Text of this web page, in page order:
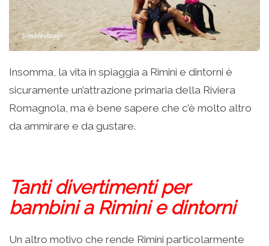
Insomma, la vita in spiaggia a Rimini e dintorni è
sicuramente un’attrazione primaria della Riviera
Romagnola, ma è bene sapere che c’è molto altro
da ammirare e da gustare.
Tanti divertimenti per
bambini a Rimini e dintorni
Un altro motivo che rende Rimini particolarmente